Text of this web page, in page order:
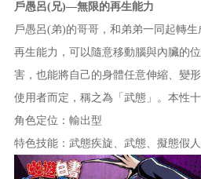
戶愚呂(兄)—無限的再生能力
戶愚呂(弟)的哥哥，和弟弟一同起轉
再生能力，可以隨意移動腦與內臟的
害，也能將自己的身體任意伸縮、變
使用者而定，稱之為「武態」。本性
角色定位：輸出型
特色技能：武態疾旋、武態、擬態假